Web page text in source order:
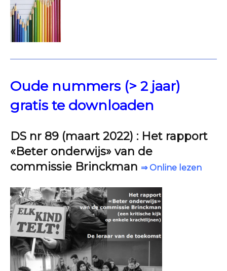
Oude nummers (> 2 jaar)
gratis te downloaden
DS nr 89 (maart 2022) : Het rapport
«Beter onderwijs» van de
commissie Brinckman ⇒ Online lezen